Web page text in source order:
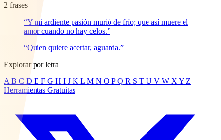
2 frases
“Y mi ardiente pasión murió de frío; que así muere el
amor cuando no hay celos.”
“Quien quiere acertar, aguarda.”
Explorar por letra
A B C D E F G H I J K L M N O P Q R S T U V W X Y Z
Herramientas Gratuitas